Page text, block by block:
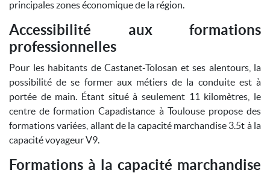
principales zones économique de la région.
Accessibilité aux formations
professionnelles
Pour les habitants de Castanet-Tolosan et ses alentours, la
possibilité de se former aux métiers de la conduite est à
portée de main. Étant situé à seulement 11 kilomètres, le
centre de formation Capadistance à Toulouse propose des
formations variées, allant de la capacité marchandise 3.5t à la
capacité voyageur V9.
Formations à la capacité marchandise